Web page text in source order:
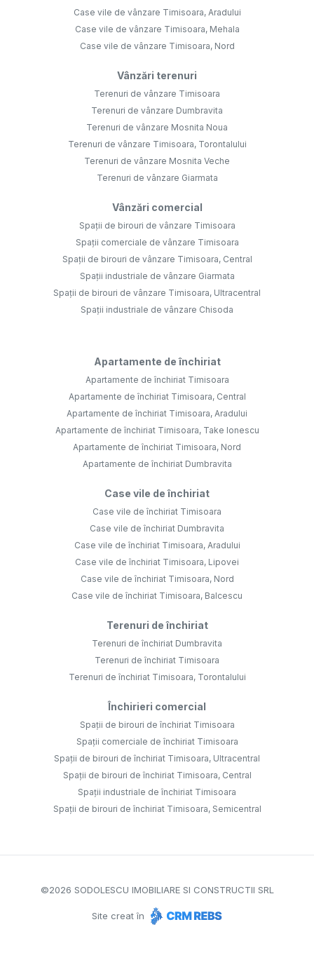
Case vile de vânzare Timisoara, Aradului
Case vile de vânzare Timisoara, Mehala
Case vile de vânzare Timisoara, Nord
Vânzări terenuri
Terenuri de vânzare Timisoara
Terenuri de vânzare Dumbravita
Terenuri de vânzare Mosnita Noua
Terenuri de vânzare Timisoara, Torontalului
Terenuri de vânzare Mosnita Veche
Terenuri de vânzare Giarmata
Vânzări comercial
Spații de birouri de vânzare Timisoara
Spații comerciale de vânzare Timisoara
Spații de birouri de vânzare Timisoara, Central
Spații industriale de vânzare Giarmata
Spații de birouri de vânzare Timisoara, Ultracentral
Spații industriale de vânzare Chisoda
Apartamente de închiriat
Apartamente de închiriat Timisoara
Apartamente de închiriat Timisoara, Central
Apartamente de închiriat Timisoara, Aradului
Apartamente de închiriat Timisoara, Take Ionescu
Apartamente de închiriat Timisoara, Nord
Apartamente de închiriat Dumbravita
Case vile de închiriat
Case vile de închiriat Timisoara
Case vile de închiriat Dumbravita
Case vile de închiriat Timisoara, Aradului
Case vile de închiriat Timisoara, Lipovei
Case vile de închiriat Timisoara, Nord
Case vile de închiriat Timisoara, Balcescu
Terenuri de închiriat
Terenuri de închiriat Dumbravita
Terenuri de închiriat Timisoara
Terenuri de închiriat Timisoara, Torontalului
Închirieri comercial
Spații de birouri de închiriat Timisoara
Spații comerciale de închiriat Timisoara
Spații de birouri de închiriat Timisoara, Ultracentral
Spații de birouri de închiriat Timisoara, Central
Spații industriale de închiriat Timisoara
Spații de birouri de închiriat Timisoara, Semicentral
©2026 SODOLESCU IMOBILIARE SI CONSTRUCTII SRL
Site creat în